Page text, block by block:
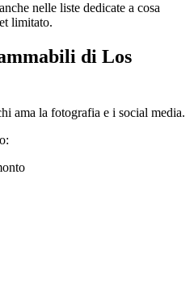
nelle liste dedicate a cosa
limitato.
di Los
ama la fotografia e i social media.